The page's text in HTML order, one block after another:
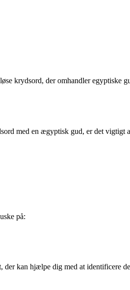
krydsord, der omhandler egyptiske
med en ægyptisk gud, er det vigtigt
på:
kan hjælpe dig med at identificere